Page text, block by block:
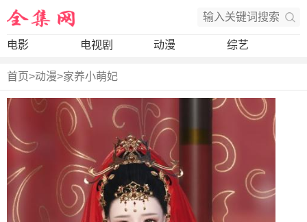
电影 电视剧 动漫 综艺
首页>动漫>家养小萌妃